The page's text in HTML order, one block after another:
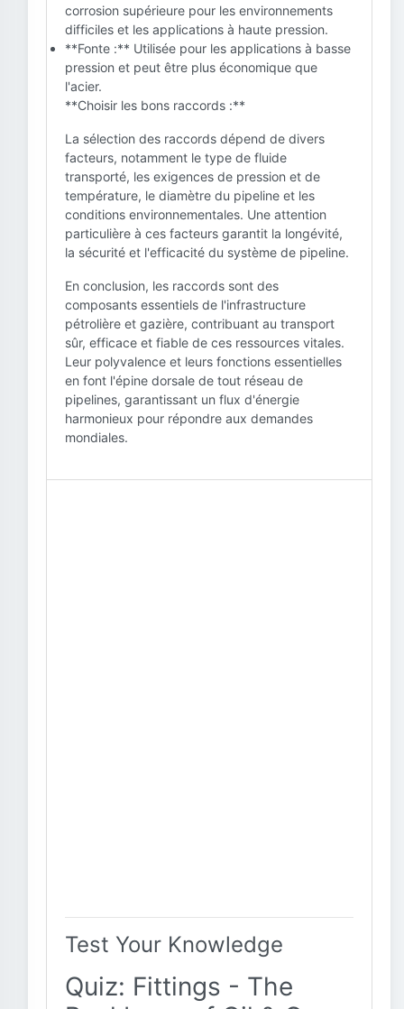
corrosion supérieure pour les environnements
difficiles et les applications à haute pression.
**Fonte :** Utilisée pour les applications à basse
pression et peut être plus économique que
l'acier.
**Choisir les bons raccords :**
La sélection des raccords dépend de divers
facteurs, notamment le type de fluide
transporté, les exigences de pression et de
température, le diamètre du pipeline et les
conditions environnementales. Une attention
particulière à ces facteurs garantit la longévité,
la sécurité et l'efficacité du système de pipeline.
En conclusion, les raccords sont des
composants essentiels de l'infrastructure
pétrolière et gazière, contribuant au transport
sûr, efficace et fiable de ces ressources vitales.
Leur polyvalence et leurs fonctions essentielles
en font l'épine dorsale de tout réseau de
pipelines, garantissant un flux d'énergie
harmonieux pour répondre aux demandes
mondiales.
Test Your Knowledge
Quiz: Fittings - The